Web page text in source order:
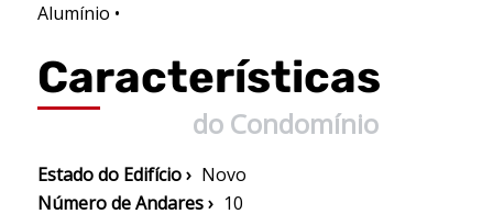
Alumínio •
Características
do Condomínio
Estado do Edifício › Novo
Número de Andares › 10